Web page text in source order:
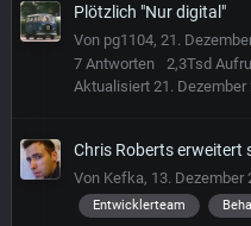
Plötzlich "Nur digital"
Von pg1104, 21.
7 Antworten 2,3Tsd
Aktualisiert 21. Dezember
Chris Roberts erweitert
Von Kefka, 13. Dezember
Entwicklerteam